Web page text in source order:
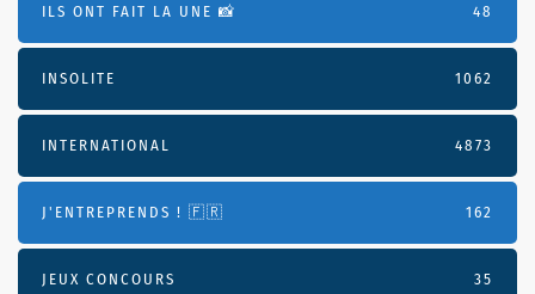
ILS ONT FAIT LA UNE 📸 48
INSOLITE 1062
INTERNATIONAL 4873
J'ENTREPRENDS ! 🇫🇷 162
JEUX CONCOURS 35